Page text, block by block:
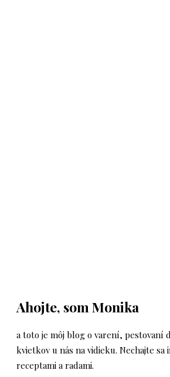
Ahojte, som Monika
a toto je môj blog o varení, pestovaní
kvietkov u nás na vidieku. Nechajte sa
receptami a radami.